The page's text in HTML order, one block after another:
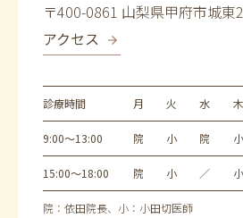
〒400-0861 山梨県甲府市城東
アクセス
診療時間 月 火 水 木
9:00～13:00 院 小 院 小
15:00～18:00 院 小 ／ 小
院：依田院長、小：小田切医師